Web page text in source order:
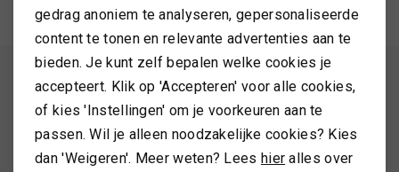
TRUIEN
ALTIJD ALS EERSTE OP DE HOOGTE ZIJN?
Schrijf je in en ontvang 10% korting op je 1e bestelling
gedrag anoniem te analyseren, gepersonaliseerde
content te tonen en relevante advertenties aan te
bieden. Je kunt zelf bepalen welke cookies je
accepteert. Klik op 'Accepteren' voor alle cookies,
of kies 'Instellingen' om je voorkeuren aan te
passen. Wil je alleen noodzakelijke cookies? Kies
dan 'Weigeren'. Meer weten? Lees hier alles over